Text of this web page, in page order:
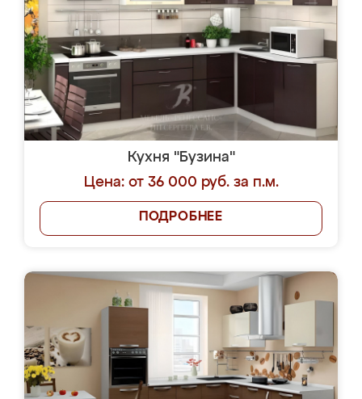
Кухня "Бузина"
Цена: от 36 000 руб. за п.м.
ПОДРОБНЕЕ